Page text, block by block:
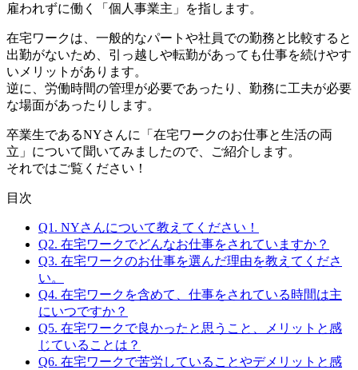
雇われずに働く「個人事業主」を指します。
在宅ワークは、一般的なパートや社員での勤務と比較すると
出勤がないため、引っ越しや転勤があっても仕事を続けやす
いメリットがあります。
逆に、労働時間の管理が必要であったり、勤務に工夫が必要
な場面があったりします。
卒業生であるNYさんに「在宅ワークのお仕事と生活の両
立」について聞いてみましたので、ご紹介します。
それではご覧ください！
目次
Q1. NYさんについて教えてください！
Q2. 在宅ワークでどんなお仕事をされていますか？
Q3. 在宅ワークのお仕事を選んだ理由を教えてくださ
い。
Q4. 在宅ワークを含めて、仕事をされている時間は主
にいつですか？
Q5. 在宅ワークで良かったと思うこと、メリットと感
じていることは？
Q6. 在宅ワークで苦労していることやデメリットと感